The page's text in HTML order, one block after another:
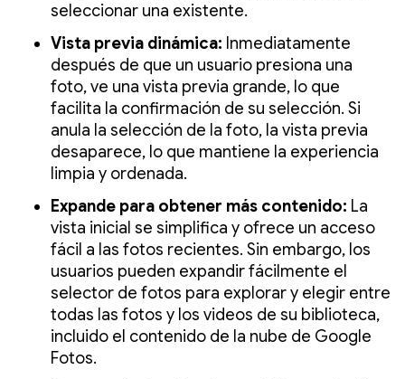
seleccionar una existente.
Vista previa dinámica: Inmediatamente
después de que un usuario presiona una
foto, ve una vista previa grande, lo que
facilita la confirmación de su selección. Si
anula la selección de la foto, la vista previa
desaparece, lo que mantiene la experiencia
limpia y ordenada.
Expande para obtener más contenido: La
vista inicial se simplifica y ofrece un acceso
fácil a las fotos recientes. Sin embargo, los
usuarios pueden expandir fácilmente el
selector de fotos para explorar y elegir entre
todas las fotos y los videos de su biblioteca,
incluido el contenido de la nube de Google
Fotos.